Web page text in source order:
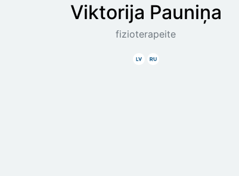
Viktorija Pauniņa
fizioterapeite
LatviskiKrieviski